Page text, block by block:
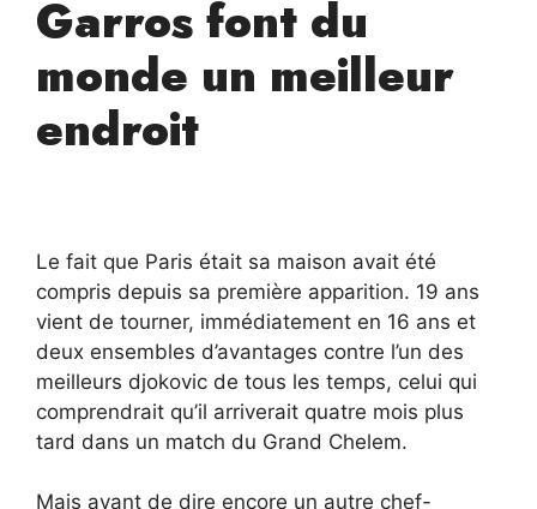
Garros font du
monde un meilleur
endroit
Le fait que Paris était sa maison avait été
compris depuis sa première apparition. 19 ans
vient de tourner, immédiatement en 16 ans et
deux ensembles d’avantages contre l’un des
meilleurs djokovic de tous les temps, celui qui
comprendrait qu’il arriverait quatre mois plus
tard dans un match du Grand Chelem.
Mais avant de dire encore un autre chef-